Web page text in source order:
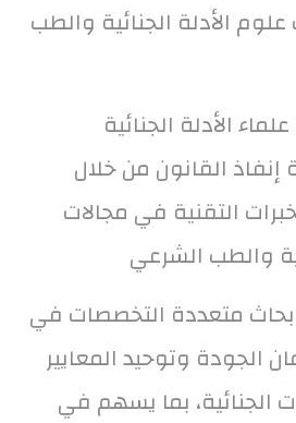
الأدلة الجنائية والطب
الأدلة الجنائية
القانون من خلال
التقنية في مجالات
والطب الشرعي
متعددة التخصصات في
الجودة وتوحيد المعايير
الجنائية، بما يسهم في